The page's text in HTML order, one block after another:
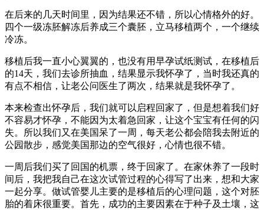
在后来的几天时间里，因为结果还不错，所以心情格外的好。
四个一级冻胚解冻后养成三个囊胚，立马移植两个，一个继续
冷冻。
移植后我一直小心翼翼的，也没有用早孕试纸测试，在移植后
的14天，我们去诊所抽血，结果显示我怀孕了，当时我还真的
有点不相信，让老公问医生了两次，结果就是我怀孕了。
本来检查出怀孕后，我们就可以启程回家了，但是想着我们好
不容易才怀孕，不能因为太着急回家，让这个宝宝有任何的闪
失。所以我们又在美国呆了一周，每天老公都会陪我去附近的
公园散步，感觉美国那边的空气很好，心情也很不错。
一周后我们买了回国的机票，终于回家了。在家休养了一段时
间后，我把我自己在这次试管过程的心得写了出来，想和大家
一起分享。做试管婴儿主要的是移植后的心理问题，这个对胚
胎的着床很重要。首先，成功的主要因素在于种子及土壤，这